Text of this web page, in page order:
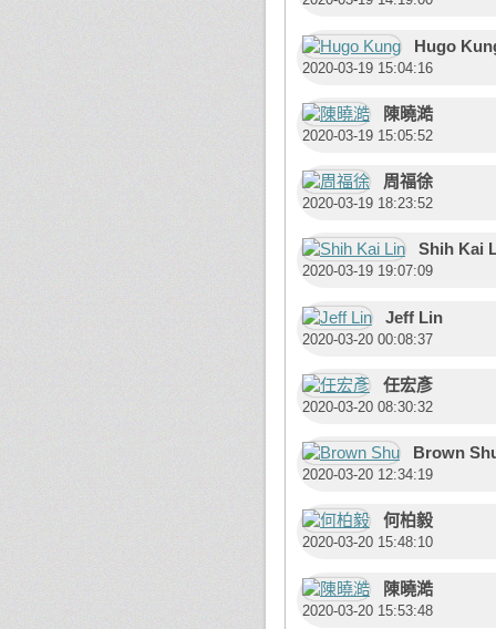
Hugo
2020-03-19 15:04:16
陳曉澔
2020-03-19 15:05:52
周福徐
2020-03-19 18:23:52
Shih Kai
2020-03-19 19:07:09
Jeff Lin
2020-03-20 00:08:37
任宏彥
2020-03-20 08:30:32
Brown
2020-03-20 12:34:19
何柏毅
2020-03-20 15:48:10
陳曉澔
2020-03-20 15:53:48